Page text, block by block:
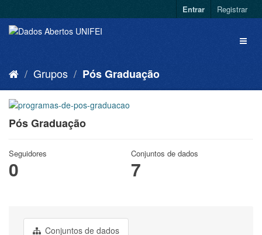
Entrar Registrar
Grupos Pós Graduação
Pós Graduação
Seguidores
0
Conjuntos de dados
7
Conjuntos de dados